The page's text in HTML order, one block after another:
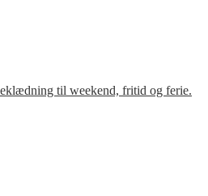
til weekend, fritid og ferie.